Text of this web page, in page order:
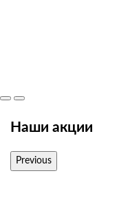
Наши акции
Previous